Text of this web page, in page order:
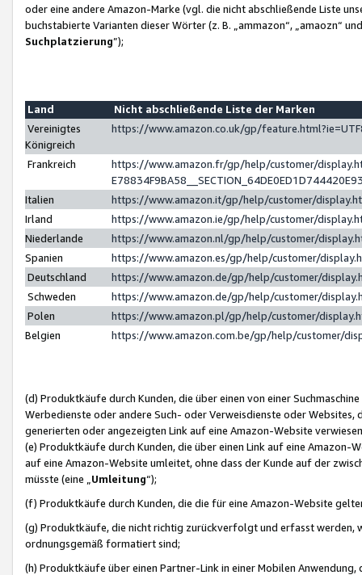
oder eine andere Amazon-Marke (vgl. die nicht abschließende Liste
buchstabierte Varianten dieser Wörter (z. B. „ammazon“, „amaozn“
Suchplatzierung”);
Land
Nicht abschließende Liste der Marken
Vereinigtes
Königreich
https://www.amazon.co.uk/gp/
Frankreich
https://www.amazon.fr/gp/help/customer/
Italien
https://www.amazon.it/gp/help/customer/
Irland
https://www.amazon.ie/gp/help/customer/
Niederlande
https://www.amazon.nl/gp/help/customer/
Spanien
https://www.amazon.es/gp/help/customer/
Deutschland
https://www.amazon.de/gp/help/customer/
Schweden
https://www.amazon.de/gp/help/customer/
Polen
https://www.amazon.pl/gp/help/customer/
Belgien
https://www.amazon.com.be/gp/help/customer/
(d) Produktkäufe durch Kunden, die über einen von einer
Werbedienste oder andere Such- oder Verweisdienste oder Websites,
generierten oder angezeigten Link auf eine Amazon-Website
(e) Produktkäufe durch Kunden, die über einen Link auf eine
auf eine Amazon-Website umleitet, ohne dass der Kunde auf der
müsste (eine „ Umleitung“);
(f) Produktkäufe durch Kunden, die die für eine Amazon-Website
(g) Produktkäufe, die nicht richtig zurückverfolgt und erfasst werden,
ordnungsgemäß formatiert sind;
(h) Produktkäufe über einen Partner-Link in einer Mobilen